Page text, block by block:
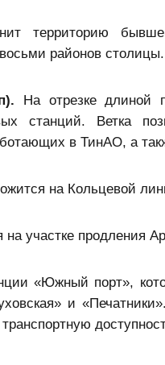
территорию
районов
На отрезке длиной
станций. Ветка
в ТинАО, а
на Кольцевой
на участке продления
«Южный порт»,
и